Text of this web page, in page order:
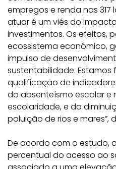
empregos e renda nas
atuar é um viés do
investimentos. Os efeitos,
ecossistema econômico,
impulso de
sustentabilidade.
qualificação de
do absenteísmo escolar e
escolaridade, e da
poluição de rios e mares”,
De acordo com o estudo,
percentual do acesso ao